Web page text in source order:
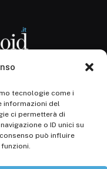
tecnologie come i
informazioni del
ci permetterà di
o ID unici su
può influire
3/2013 del
com/15 del